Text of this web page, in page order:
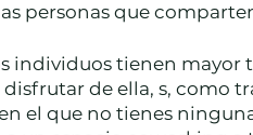
personas que
individuos tienen
de ella, s, como
el que no tienes